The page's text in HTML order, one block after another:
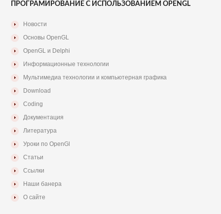
ПРОГРАМИРОВАНИЕ С ИСПОЛЬЗОВАНИЕМ OPENGL
Новости
Основы OpenGL
OpenGL и Delphi
Информационные технологии
Мультимедиа технологии и компьютерная графика
Download
Coding
Документация
Литература
Уроки по OpenGl
Статьи
Ссылки
Наши банера
О сайте